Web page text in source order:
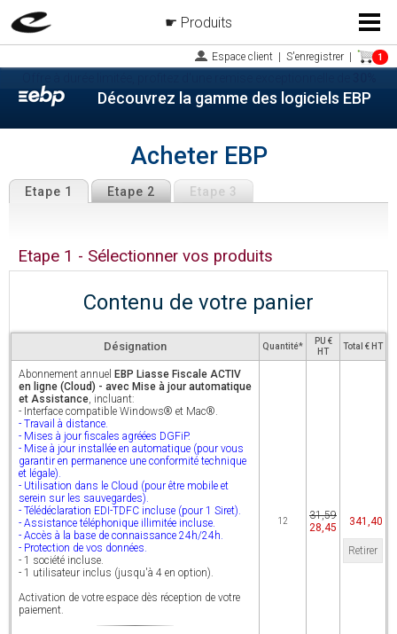
Menu
Espace client S'enregistrer 1
Découvrez la gamme des logiciels EBP
Acheter EBP
Produits
Etape 1 Etape 2 Etape 3
Etape 1 - Sélectionner vos produits
Contenu de votre panier
Désignation Quantité*
PU €
HT
Total € HT
Abonnement annuel EBP Liasse Fiscale ACTIV
en ligne (Cloud) - avec Mise à jour automatique
et Assistance, incluant:
- Interface compatible Windows® et Mac®.
- Travail à distance.
- Mises à jour fiscales agréées DGFiP.
- Mise à jour installée en automatique (pour vous
garantir en permanence une conformité technique
et légale).
- Utilisation dans le Cloud (pour être mobile et
serein sur les sauvegardes).
- Télédéclaration EDI-TDFC incluse (pour 1 Siret).
- Assistance téléphonique illimitée incluse.
- Accès à la base de connaissance 24h/24h.
- Protection de vos données.
- 1 société incluse.
- 1 utilisateur inclus (jusqu'à 4 en option).
Activation de votre espace dès réception de votre
paiement.
12
31,59
28,45
341,40
Retirer